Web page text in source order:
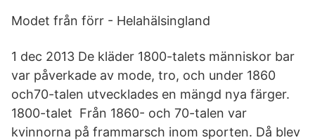
Modet från förr - Helahälsingland
1 dec 2013 De kläder 1800-talets människor bar
var påverkade av mode, tro, och under 1860
och70-talen utvecklades en mängd nya färger.
1800-talet Från 1860- och 70-talen var
kvinnorna på frammarsch inom sporten. Då blev